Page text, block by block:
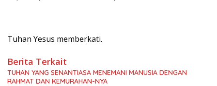
Tuhan Yesus memberkati.
Berita Terkait
TUHAN YANG SENANTIASA MENEMANI MANUSIA DENGAN
RAHMAT DAN KEMURAHAN-NYA